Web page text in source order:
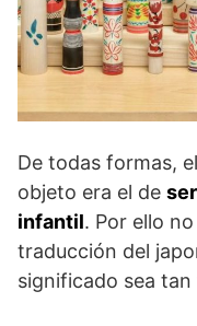
De todas formas,
objeto era el de
infantil. Por ello
traducción del
significado sea